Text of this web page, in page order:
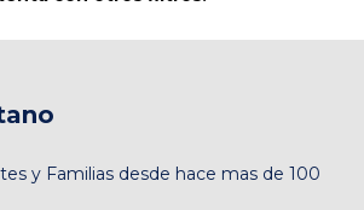
y Familias desde hace mas de 100